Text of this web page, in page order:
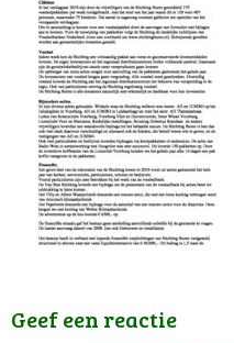
Geef een reactie